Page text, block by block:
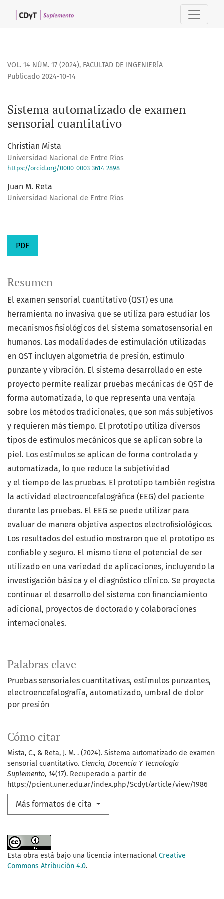
Sistema automatizado de examen sensorial cuantitativo
VOL. 14 NÚM. 17 (2024), FACULTAD DE INGENIERÍA
Sistema automatizado de examen
sensorial cuantitativo
Publicado 2024-10-14
Christian Mista
Universidad Nacional de Entre Ríos
https://orcid.org/0000-0003-3614-2898
Juan M. Reta
Universidad Nacional de Entre Ríos
PDF
Palabras clave
Pruebas sensoriales cuantitativas, estímulos punzantes,
electroencefalografía, automatizado, umbral de dolor
por presión
Cómo citar
Mista, C., & Reta, J. M. . (2024). Sistema automatizado de examen
sensorial cuantitativo. Ciencia, Docencia Y Tecnología
Suplemento, 14(17). Recuperado a partir de
https://pcient.uner.edu.ar/index.php/Scdyt/article/view/1986
Más formatos de cita
Resumen
El examen sensorial cuantitativo (QST) es una
herramienta no invasiva que se utiliza para estudiar los
mecanismos fisiológicos del sistema somatosensorial en
humanos. Las modalidades de estimulación utilizadas
en QST incluyen algometría de presión, estímulo
punzante y vibración. El sistema desarrollado en este
proyecto permite realizar pruebas mecánicas de QST de
forma automatizada, lo que representa una ventaja
sobre los métodos tradicionales, que son más subjetivos
y requieren más tiempo. El prototipo utiliza diversos
tipos de estímulos mecánicos que se aplican sobre la
piel. Los estímulos se aplican de forma controlada y
automatizada, lo que reduce la subjetividad
y el tiempo de las pruebas. El prototipo también registra
la actividad electroencefalográfica (EEG) del paciente
durante las pruebas. El EEG se puede utilizar para
evaluar de manera objetiva aspectos electrofisiológicos.
Los resultados del estudio mostraron que el prototipo es
confiable y seguro. El mismo tiene el potencial de ser
utilizado en una variedad de aplicaciones, incluyendo la
investigación básica y el diagnóstico clínico. Se proyecta
continuar el desarrollo del sistema con financiamiento
adicional, proyectos de doctorado y colaboraciones
internacionales.
Esta obra está bajo una licencia internacional Creative
Commons Atribución 4.0.